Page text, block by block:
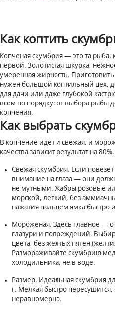
Как коптить
Копченая скумбрия — это та рыба,
первой. Золотистая шкурка,
умеренная жирность.
нужен большой коптильный цех,
для дачи или даже глубокой
всем по порядку: от выбора рыбы
копчения.
Как выбрать
В копчение идет и свежая, и
качества зависит результат на 80%.
Свежая скумбрия. Если
внимание на глаза — они
не мутными. Жабры розовые
морской, легкий, без
нажатия пальцем ямка быстро
Мороженая. Здесь главное —
глазури и повреждений.
цвета, без желтых пятен
Размораживайте скумбрию
холодильника, не в воде.
Размер. Идеальная скумбрия
г. Мелкая быстро
неравномерно.